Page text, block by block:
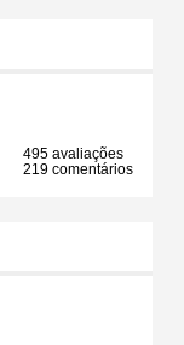
495 avaliações
219 comentários